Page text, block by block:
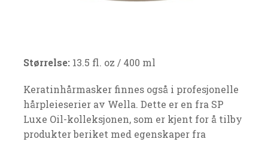
Størrelse:13.5 fl. oz / 400 ml
Keratinhårmasker finnes også i profesjonelle
hårpleieserier av Wella. Dette er en fra SP
Luxe Oil-kolleksjonen, som er kjent for å tilby
produkter beriket med egenskaper fra